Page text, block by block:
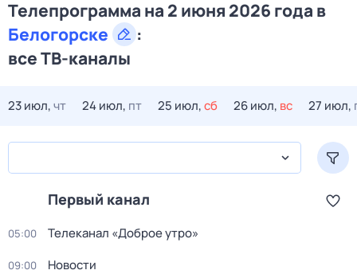
Телепрограмма на 2 июня 2026 года в
Белогорске
:
все ТВ-каналы
23 июл,чт 24 июл, пт 25 июл,сб 26 июл, вс 27 июл,
Первый канал
05:00 Телеканал «Доброе утро»
09:00 Новости